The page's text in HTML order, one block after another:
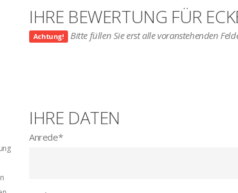
IHRE BEWERTUNG FÜR
Achtung! Bitte füllen Sie erst alle voranstehenden
IHRE DATEN
Anrede*